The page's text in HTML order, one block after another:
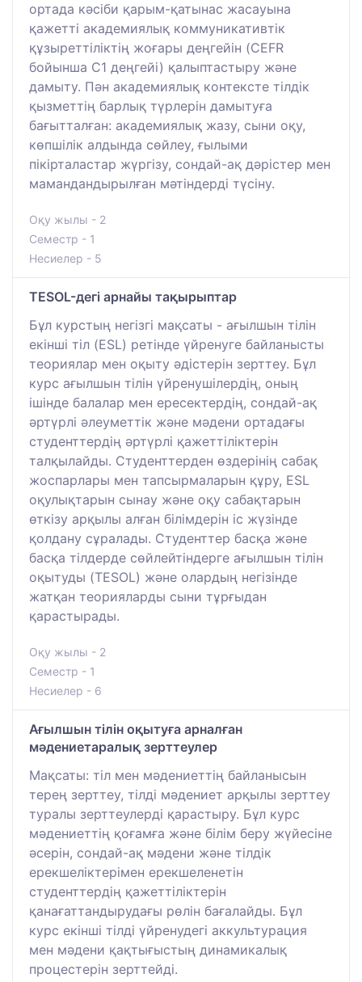
ортада кәсіби қарым-қатынас жасауына
қажетті академиялық коммуникативтік
құзыреттіліктің жоғары деңгейін (CEFR
бойынша C1 деңгейі) қалыптастыру және
дамыту. Пән академиялық контексте тілдік
қызметтің барлық түрлерін дамытуға
бағытталған: академиялық жазу, сыни оқу,
көпшілік алдында сөйлеу, ғылыми
пікірталастар жүргізу, сондай-ақ дәрістер мен
мамандандырылған мәтіндерді түсіну.
Оқу жылы - 2
Семестр - 1
Несиелер - 5
TESOL-дегі арнайы тақырыптар
Бұл курстың негізгі мақсаты - ағылшын тілін
екінші тіл (ESL) ретінде үйренуге байланысты
теориялар мен оқыту әдістерін зерттеу. Бұл
курс ағылшын тілін үйренушілердің, оның
ішінде балалар мен ересектердің, сондай-ақ
әртүрлі әлеуметтік және мәдени ортадағы
студенттердің әртүрлі қажеттіліктерін
талқылайды. Студенттерден өздерінің сабақ
жоспарлары мен тапсырмаларын құру, ESL
оқулықтарын сынау және оқу сабақтарын
өткізу арқылы алған білімдерін іс жүзінде
қолдану сұралады. Студенттер басқа және
басқа тілдерде сөйлейтіндерге ағылшын тілін
оқытуды (TESOL) және олардың негізінде
жатқан теорияларды сыни тұрғыдан
қарастырады.
Оқу жылы - 2
Семестр - 1
Несиелер - 6
Ағылшын тілін оқытуға арналған
мәдениетаралық зерттеулер
Мақсаты: тіл мен мәдениеттің байланысын
терең зерттеу, тілді мәдениет арқылы зерттеу
туралы зерттеулерді қарастыру. Бұл курс
мәдениеттің қоғамға және білім беру жүйесіне
әсерін, сондай-ақ мәдени және тілдік
ерекшеліктерімен ерекшеленетін
студенттердің қажеттіліктерін
қанағаттандырудағы рөлін бағалайды. Бұл
курс екінші тілді үйренудегі аккультурация
мен мәдени қақтығыстың динамикалық
процестерін зерттейді.